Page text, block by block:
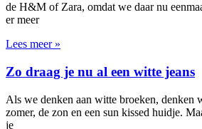
de H&M of Zara, omdat we daar nu
er meer
Lees meer »
Zo draag je nu al een witte jeans
Als we denken aan witte broeken, denken
zomer, de zon en een sun kissed huidje.
je